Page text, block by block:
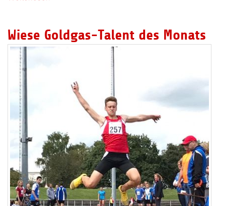
Wiese Goldgas-Talent des Monats